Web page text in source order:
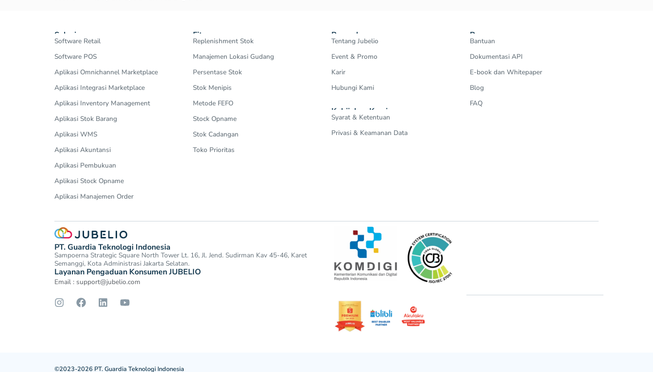
Solusi
Software Retail
Software POS
Aplikasi Omnichannel Marketplace
Aplikasi Integrasi Marketplace
Aplikasi Inventory Management
Aplikasi Stok Barang
Aplikasi WMS
Aplikasi Akuntansi
Aplikasi Pembukuan
Aplikasi Stock Opname
Aplikasi Manajemen Order
Fitur
Replenishment Stok
Manajemen Lokasi Gudang
Persentase Stok
Stok Menipis
Metode FEFO
Stock Opname
Stok Cadangan
Toko Prioritas
Perusahaan
Tentang Jubelio
Event & Promo
Karir
Hubungi Kami
Kebijakan Kami
Syarat & Ketentuan
Privasi & Keamanan Data
Resources
Bantuan
Dokumentasi API
E-book dan Whitepaper
Blog
FAQ
PT. Guardia Teknologi Indonesia
Sampoerna Strategic Square North Tower Lt. 16, Jl. Jend. Sudirman Kav 45-46, Karet
Semanggi, Kota Administrasi Jakarta Selatan.
Layanan Pengaduan Konsumen JUBELIO
Email : support@jubelio.com
©2023-2026 PT. Guardia Teknologi Indonesia